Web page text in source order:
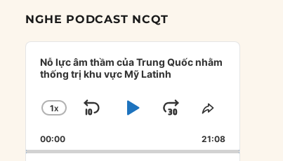
NGHE PODCAST NCQT
Audio
Player
Nỗ lực âm thầm của Trung Quốc nhằm
thống trị khu vực Mỹ Latinh
CHANGE
RATE
1X
SKIP
BACKWARD
PLAYJUMP
FORWARD
SHARE
EPISODE
00:00 21:08